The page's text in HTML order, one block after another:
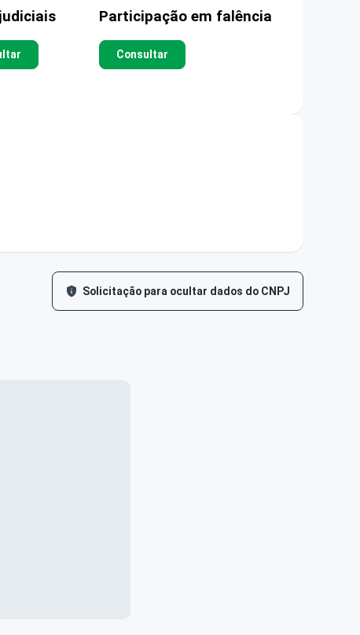
Participação em falência
Consultar
Solicitação para ocultar dados do CNPJ